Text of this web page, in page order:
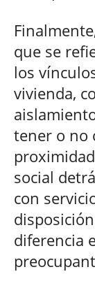
que se
los
vivienda,
tener o no
social
con
diferencia